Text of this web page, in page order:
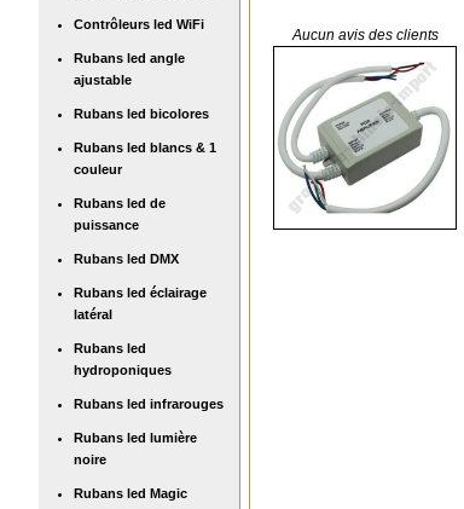
Contrôleurs led WiFi
Rubans led angle
ajustable
Rubans led bicolores
Rubans led blancs & 1
couleur
Rubans led de
puissance
Rubans led DMX
Rubans led éclairage
latéral
Rubans led
hydroponiques
Rubans led infrarouges
Rubans led lumière
noire
Rubans led Magic
Aucun avis des clients